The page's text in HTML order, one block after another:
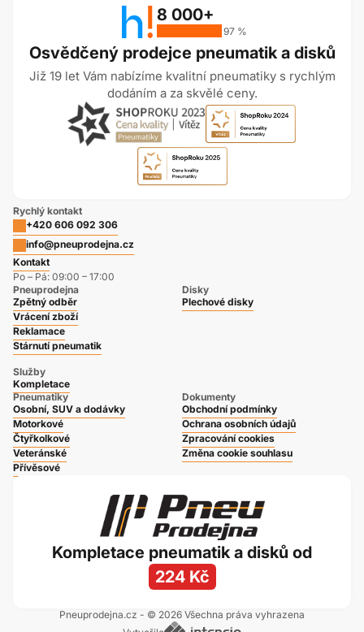
Osvědčený prodejce pneumatik a disků
Již 19 let Vám nabízíme kvalitní pneumatiky s rychlým
dodáním a za skvělé ceny.
8 000+
97 %
Rychlý kontakt
+420 606 092 306
info@pneuprodejna.cz
Kontakt
Po – Pá: 09:00 – 17:00
Pneuprodejna
Zpětný odběr
Vrácení zboží
Reklamace
Stárnutí pneumatik
Služby
Kompletace
Disky
Plechové disky
Pneumatiky
Osobní, SUV a dodávky
Motorkové
Čtyřkolkové
Veteránské
Přívěsové
Dokumenty
Obchodní podmínky
Ochrana osobních údajů
Zpracování cookies
Změna cookie souhlasu
Kompletace pneumatik a disků od
224 Kč
Pneuprodejna.cz - © 2026 Všechna práva vyhrazena